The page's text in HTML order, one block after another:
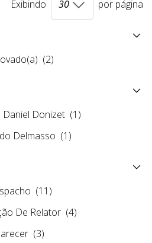
Exibindo por página
(2)
Daniel Donizet (1)
Delmasso (1)
(11)
De Relator (4)
(3)